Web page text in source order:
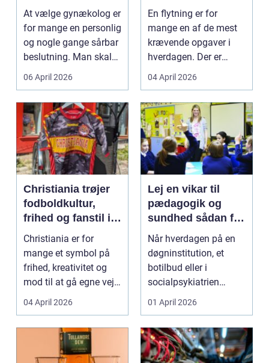
specialist
At vælge gynækolog er
for mange en personlig
og nogle gange sårbar
beslutning. Man skal
både føle si...
06 April 2026
tryg og effektiv
flytning
En flytning er for
mange en af de mest
krævende opgaver i
hverdagen. Der er
meget at holde styr på,
04 April 2026
Christiania trøjer
fodboldkultur,
frihed og fanstil i
ét
Christiania er for
mange et symbol på
frihed, kreativitet og
mod til at gå egne veje.
Den samme ånd ...
04 April 2026
Lej en vikar til
pædagogik og
sundhed sådan får
du den rette hjælp
Når hverdagen på en
døgninstitution, et
botilbud eller i
socialpsykiatrien
pludselig ændrer sig,
kan...
01 April 2026